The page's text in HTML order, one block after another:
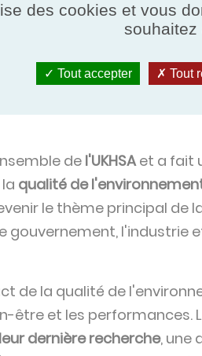
de l'UKHSAet a fait
qualité de
le thème principal de
gouvernement, l'industrie
de la qualité de
être et les performances.
dernière recherche, une
des cookies et vous
souhaitez
Tout accepter Tout